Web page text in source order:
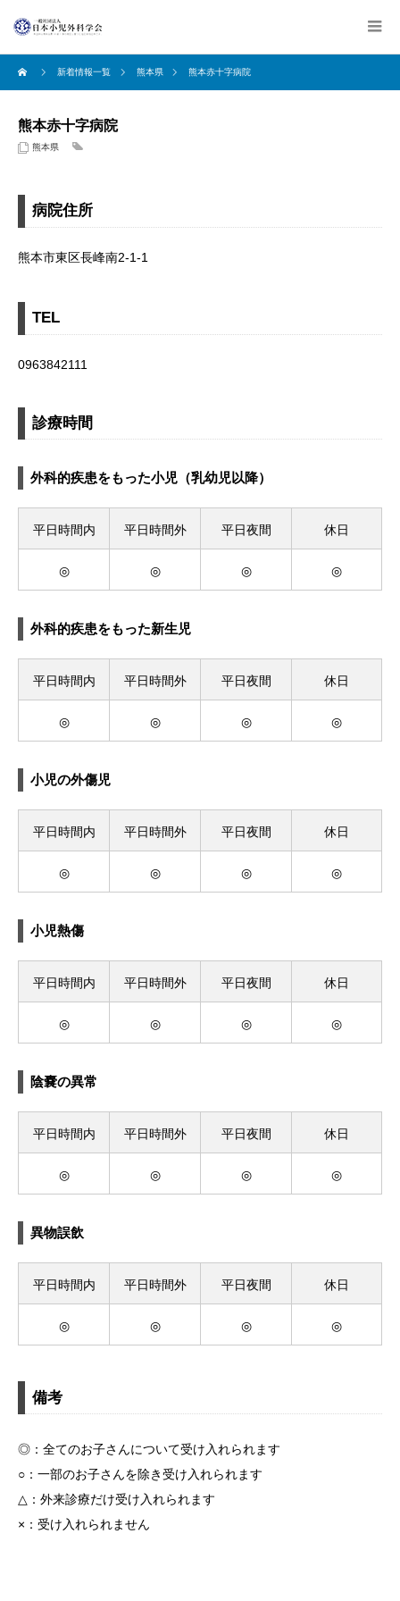
新着情報一覧 熊本県 熊本赤十字病院
熊本赤十字病院
熊本県
病院住所
熊本市東区長峰南2-1-1
TEL
0963842111
診療時間
外科的疾患をもった小児（乳幼児以降）
平日時間内 平日時間外 平日夜間 休日
◎ ◎ ◎ ◎
外科的疾患をもった新生児
平日時間内 平日時間外 平日夜間 休日
◎ ◎ ◎ ◎
小児の外傷児
平日時間内 平日時間外 平日夜間 休日
◎ ◎ ◎ ◎
小児熱傷
平日時間内 平日時間外 平日夜間 休日
◎ ◎ ◎ ◎
陰嚢の異常
平日時間内 平日時間外 平日夜間 休日
◎ ◎ ◎ ◎
異物誤飲
平日時間内 平日時間外 平日夜間 休日
◎ ◎ ◎ ◎
備考
◎：全てのお子さんについて受け入れられます
○：一部のお子さんを除き受け入れられます
△：外来診療だけ受け入れられます
×：受け入れられません